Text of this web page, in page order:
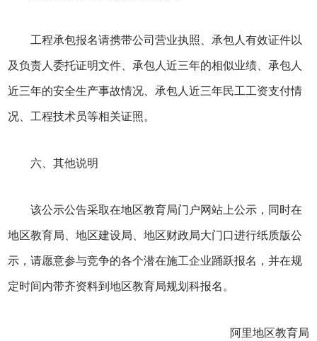
工程承包报名请携带公司营业执照、承包人有效证件以
及负责人委托证明文件、承包人近三年的相似业绩、承包人
近三年的安全生产事故情况、承包人近三年民工工资支付情
况、工程技术员等相关证照。
六、其他说明
该公示公告采取在地区教育局门户网站上公示，同时在
地区教育局、地区建设局、地区财政局大门口进行纸质版公
示，请愿意参与竞争的各个潜在施工企业踊跃报名，并在规
定时间内带齐资料到地区教育局规划科报名。
阿里地区教育局